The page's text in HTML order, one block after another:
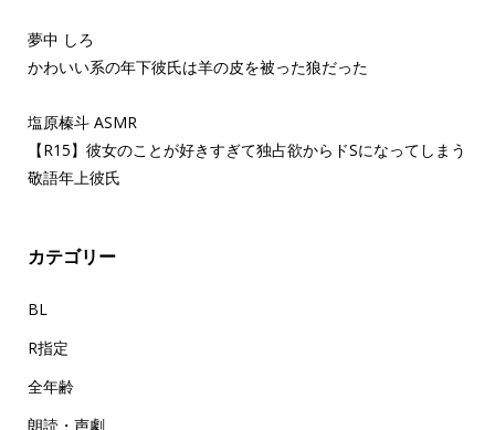
夢中 しろ
かわいい系の年下彼氏は羊の皮を被った狼だった
塩原榛斗 ASMR
【R15】彼女のことが好きすぎて独占欲からドSになってしまう
敬語年上彼氏
カテゴリー
BL
R指定
全年齢
朗読・声劇